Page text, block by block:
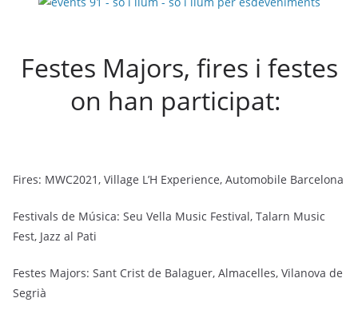
Festes Majors, fires i festes
on han participat:
Fires: MWC2021, Village L’H Experience, Automobile Barcelona
Festivals de Música: Seu Vella Music Festival, Talarn Music
Fest, Jazz al Pati
Festes Majors: Sant Crist de Balaguer, Almacelles, Vilanova de
Segrià